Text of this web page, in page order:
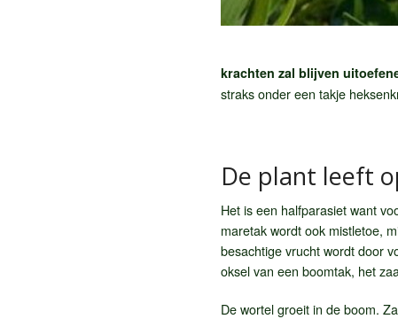
krachten zal blijven
straks onder een takje
De plant leeft
Het is een halfparasiet want
maretak wordt ook mistletoe,
besachtige vrucht wordt door
oksel van een boomtak, het
De wortel groeit in de boom.